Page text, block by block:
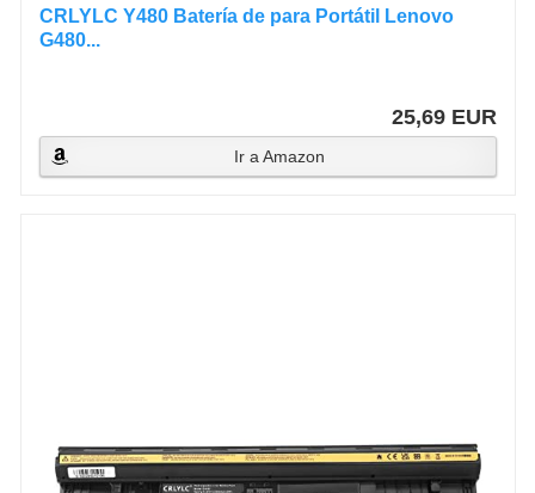
CRLYLC Y480 Batería de para Portátil Lenovo
G480...
25,69 EUR
Ir a Amazon